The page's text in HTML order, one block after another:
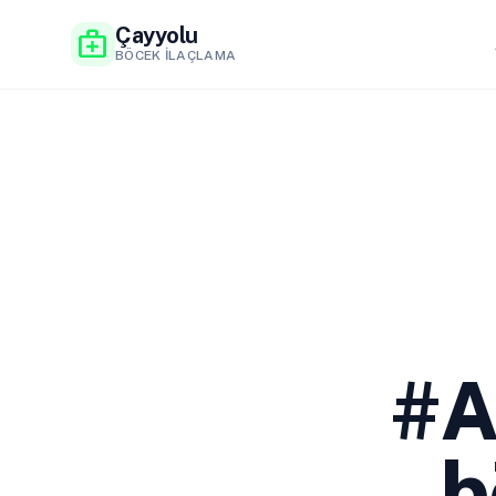
medical_services Çayyolu
BÖCEK İLAÇLAMA